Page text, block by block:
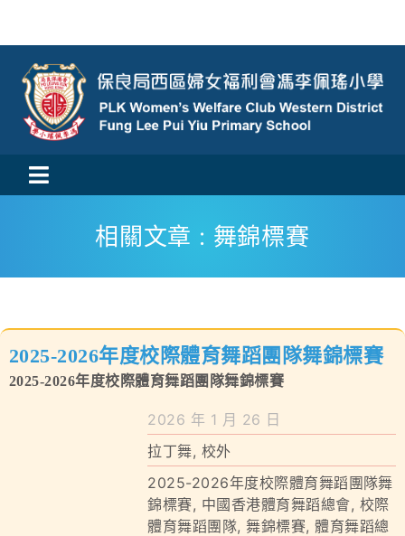
content
Toggle
Navigation
活動消息
校風及學生支援
相關文章 : 舞錦標賽
2025-2026年度校際體育舞蹈團隊舞錦標賽
2025-2026年度校際體育舞蹈團隊舞錦標賽
2026 年 1 月 26 日
拉丁舞, 校外
2025-2026年度校際體育舞蹈團隊舞
錦標賽, 中國香港體育舞蹈總會, 校際
體育舞蹈團隊,舞錦標賽,體育舞蹈總